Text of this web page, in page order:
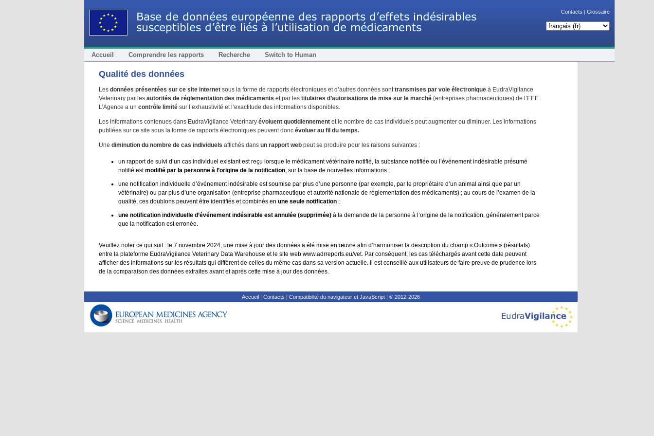
Contacts | Glossaire
Accueil Comprendre les rapports Recherche Switch to Human
Qualité des données
Les données présentées sur ce site internet sous la forme de rapports électroniques et d’autres données sonttransmises par voie électronique à EudraVigilance
Veterinary par les autorités de réglementation des médicaments et par les titulaires d’autorisations de mise sur le marché (entreprises pharmaceutiques) de l’EEE.
L’Agence a un contrôle limité sur l’exhaustivité et l’exactitude des informations disponibles.
Les informations contenues dans EudraVigilance Veterinary évoluent quotidiennement et le nombre de cas individuels peut augmenter ou diminuer. Les informations
publiées sur ce site sous la forme de rapports électroniques peuvent donc évoluer au fil du temps.
Une diminution du nombre de cas individuels affichés dans un rapport web peut se produire pour les raisons suivantes :
un rapport de suivi d’un cas individuel existant est reçu lorsque le médicament vétérinaire notifié, la substance notifiée ou l’événement indésirable présumé
notifié estmodifié par la personne à l’origine de la notification, sur la base de nouvelles informations ;
une notification individuelle d’événement indésirable est soumise par plus d’une personne (par exemple, par le propriétaire d’un animal ainsi que par un
vétérinaire) ou par plus d’une organisation (entreprise pharmaceutique et autorité nationale de réglementation des médicaments) ; au cours de l’examen de la
qualité, ces doublons peuvent être identifiés et combinés en une seule notification ;
une notification individuelle d’événement indésirable est annulée (supprimée) à la demande de la personne à l’origine de la notification, généralement parce
que la notification est erronée.
Veuillez noter ce qui suit : le 7 novembre 2024, une mise à jour des données a été mise en œuvre afin d’harmoniser la description du champ « Outcome » (résultats)
entre la plateforme EudraVigilance Veterinary Data Warehouse et le site web www.adrreports.eu/vet. Par conséquent, les cas téléchargés avant cette date peuvent
afficher des informations sur les résultats qui diffèrent de celles du même cas dans sa version actuelle. Il est conseillé aux utilisateurs de faire preuve de prudence lors
de la comparaison des données extraites avant et après cette mise à jour des données.
Accueil | Contacts | Compatibilité du navigateur et JavaScript | © 2012-2026